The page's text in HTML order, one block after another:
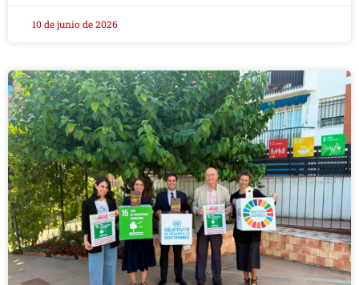
10 de junio de 2026